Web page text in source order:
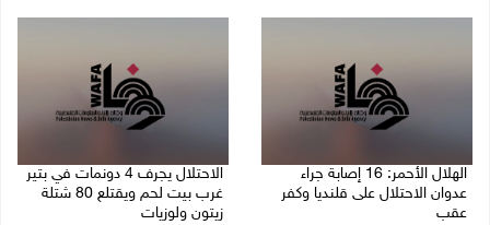
الهلال الأحمر: 16 إصابة جراء
عدوان الاحتلال على قلنديا وكفر
عقب
الاحتلال يجرف 4 دونمات في بتير
غرب بيت لحم ويقتلع 80 شتلة
زيتون ولوزيات